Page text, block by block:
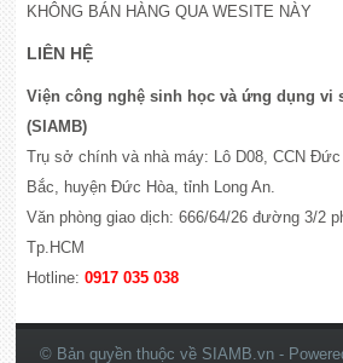
KHÔNG BÁN HÀNG QUA WESITE NÀY
LIÊN HỆ
Viện công nghệ sinh học và ứng dụng vi
(SIAMB)
Trụ sở chính và nhà máy: Lô D08, CCN
Bắc, huyện Đức Hòa, tỉnh Long An.
Văn phòng giao dịch: 666/64/26 đường 3/2
Tp.HCM
Hotline: 0917 035 038
© Bản quyền thuộc về SIAMB.vn -